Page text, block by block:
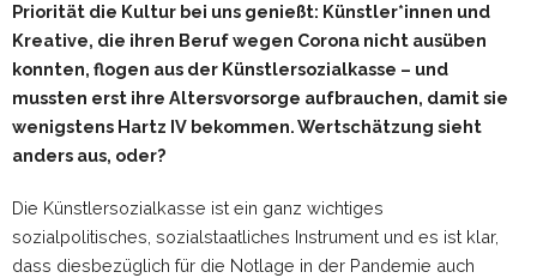
Priorität die Kultur bei uns genießt: Künstler*innen und
Kreative, die ihren Beruf wegen Corona nicht ausüben
konnten, flogen aus der Künstlersozialkasse – und
mussten erst ihre Altersvorsorge aufbrauchen, damit sie
wenigstens Hartz IV bekommen. Wertschätzung sieht
anders aus, oder?
Die Künstlersozialkasse ist ein ganz wichtiges
sozialpolitisches, sozialstaatliches Instrument und es ist klar,
dass diesbezüglich für die Notlage in der Pandemie auch